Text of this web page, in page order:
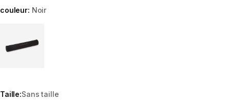
couleur: Noir
Taille:Sans taille